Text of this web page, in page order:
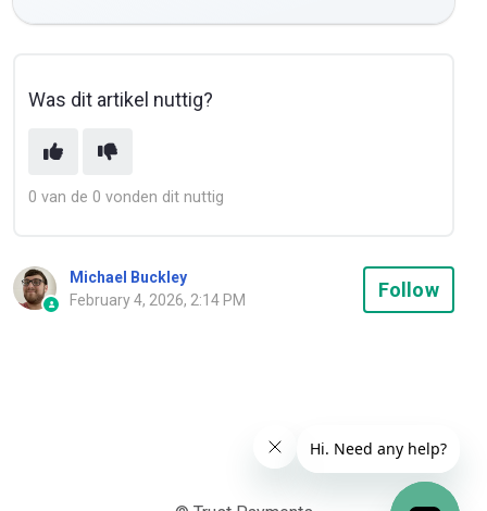
Was dit artikel nuttig?
0 van de 0 vonden dit nuttig
Michael Buckley
February 4, 2026, 2:14 PM
Follow